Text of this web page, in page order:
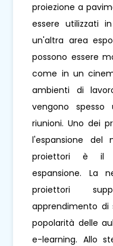
proiezione a
essere utilizzati
un'altra area
possono essere
come in un
ambienti di
vengono
riunioni. Uno dei
l'espansione del
proiettori è il
espansione. La
proiettori
apprendimento di
popolarità delle
e-learning. Allo